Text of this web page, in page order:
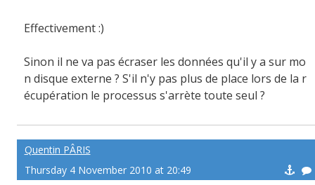
Effectivement :)
Sinon il ne va pas écraser les données qu'il y a sur mo
n disque externe ? S'il n'y pas plus de place lors de la r
écupération le processus s'arrète toute seul ?
Quentin PÂRIS
Thursday 4 November 2010 at 20:49